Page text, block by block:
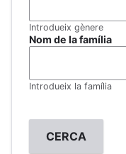
Introdueix gènere
Nom de la família
Introdueix la família